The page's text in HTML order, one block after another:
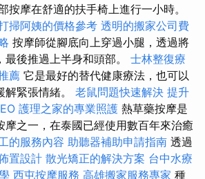
按摩在舒適的扶手椅上進行一小時。
掃阿姨的價格參考 透明的搬家公司費
按摩師從腳底向上穿過小腿，透過將
後推過上半身和頭部。 士林整復療
薦 它是最好的替代健康療法，也可以
緊張情緒。 老鼠問題快速解決 提升
護理之家的專業照護 熱草藥按摩是
摩之一，在泰國已經使用數百年來治癒
的服務內容 助聽器補助申請指南 透過
置設計 散光矯正的解決方案 台中水療
西屯按摩服務 高雄搬家服務專家 種